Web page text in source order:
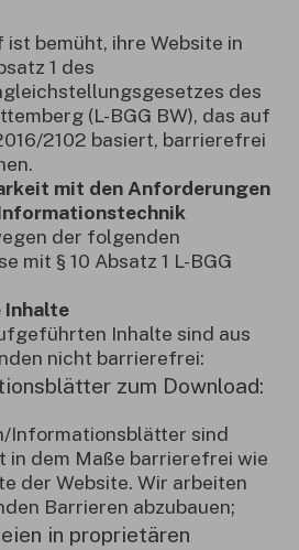
bemüht, ihre Website in
1 des
des
(L-BGG BW), das auf
2102 basiert, barrierefrei
mit den Anforderungen
der folgenden
mit § 10 Absatz 1 L-BGG
Inhalte
Inhalte sind aus
nicht barrierefrei:
zum Download:
Informationsblätter sind
in dem Maße barrierefrei wie
der Website. Wir arbeiten
Barrieren abzubauen;
in proprietären